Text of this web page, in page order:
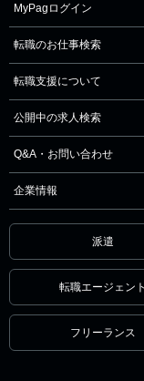
MyPagログイン
転職のお仕事検索
転職支援について
公開中の求人検索
Q&A・お問い合わせ
企業情報
派遣
転職エージェント
フリーランス